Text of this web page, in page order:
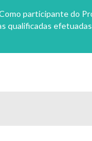
participante do
qualificadas efetuadas